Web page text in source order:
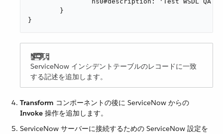
}
ServiceNow インシデントテーブルのレコードに一致
する記述を追加します。
Transform ​ コンポーネントの後に ServiceNow からの ​
Invoke ​ 操作を追加します。
ServiceNow サーバーに接続するための ServiceNow 設定を